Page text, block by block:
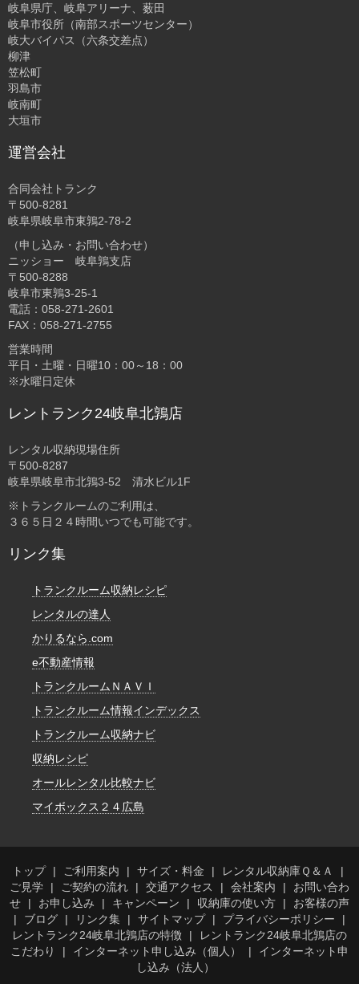
岐阜県庁、岐阜アリーナ、薮田
岐阜市役所（南部スポーツセンター）
岐大バイパス（六条交差点）
柳津
笠松町
羽島市
岐南町
大垣市
運営会社
合同会社トランク
〒500-8281
岐阜県岐阜市東鶉2-78-2
（申し込み・お問い合わせ）
ニッショー 岐阜鶉支店
〒500-8288
岐阜市東鶉3-25-1
電話：058-271-2601
FAX：058-271-2755
営業時間
平日・土曜・日曜10：00～18：00
※水曜日定休
レントランク24岐阜北鶉店
レンタル収納現場住所
〒500-8287
岐阜県岐阜市北鶉3-52 清水ビル1F
※トランクルームのご利用は、
３６５日２４時間いつでも可能です。
リンク集
トランクルーム収納レシピ
レンタルの達人
かりるなら.com
e不動産情報
トランクルームＮＡＶＩ
トランクルーム情報インデックス
トランクルーム収納ナビ
収納レシピ
オールレンタル比較ナビ
マイボックス２４広島
トップ ご利用案内 サイズ・料金
レンタル収納庫Ｑ＆Ａ
ご見学
ご契約の流れ 交通アクセス 会社案内
お問い合わ
せ
お申し込み キャンペーン 収納庫の使い方
お客様の声
ブログ
リンク集 サイトマップ
プライバシーポリシー
レントランク24岐阜北鶉店の特徴
レントランク24岐阜北鶉店の
こだわり
インターネット申し込み（個人）
インターネット申
し込み（法人）